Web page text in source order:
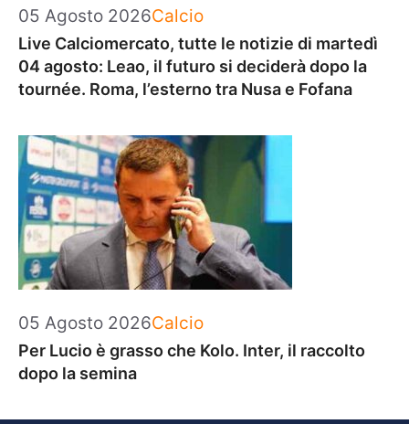
05 Agosto 2026Categorie
Calcio
Live Calciomercato, tutte le notizie di martedì
04 agosto: Leao, il futuro si deciderà dopo la
tournée. Roma, l’esterno tra Nusa e Fofana
05 Agosto 2026Categorie
Calcio
Per Lucio è grasso che Kolo. Inter, il raccolto
dopo la semina